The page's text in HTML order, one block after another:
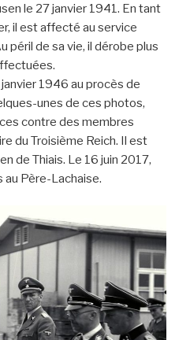
le 27 janvier 1941. En tant
il est affecté au service
péril de sa vie, il dérobe plus
1946 au procès de
unes de ces photos,
contre des membres
du Troisième Reich. Il est
de Thiais. Le 16 juin 2017,
Père-Lachaise.